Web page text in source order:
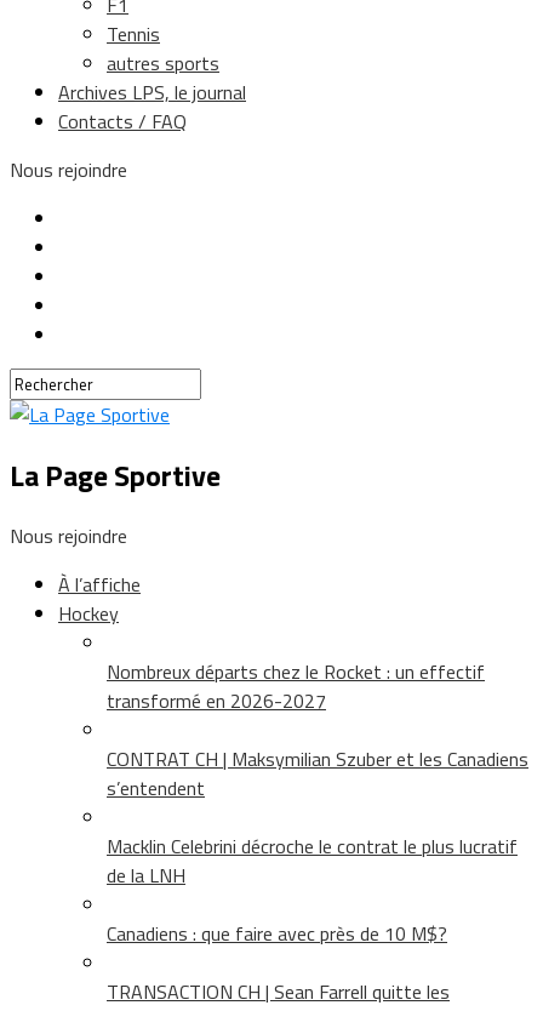
Tennis
autres sports
Archives LPS, le journal
Contacts / FAQ
Nous rejoindre
La Page Sportive
Nous rejoindre
À l’affiche
Hockey
Nombreux départs chez le Rocket : un effectif
transformé en 2026-2027
CONTRAT CH | Maksymilian Szuber et les Canadiens
s’entendent
Macklin Celebrini décroche le contrat le plus lucratif
de la LNH
Canadiens : que faire avec près de 10 M$?
TRANSACTION CH | Sean Farrell quitte les